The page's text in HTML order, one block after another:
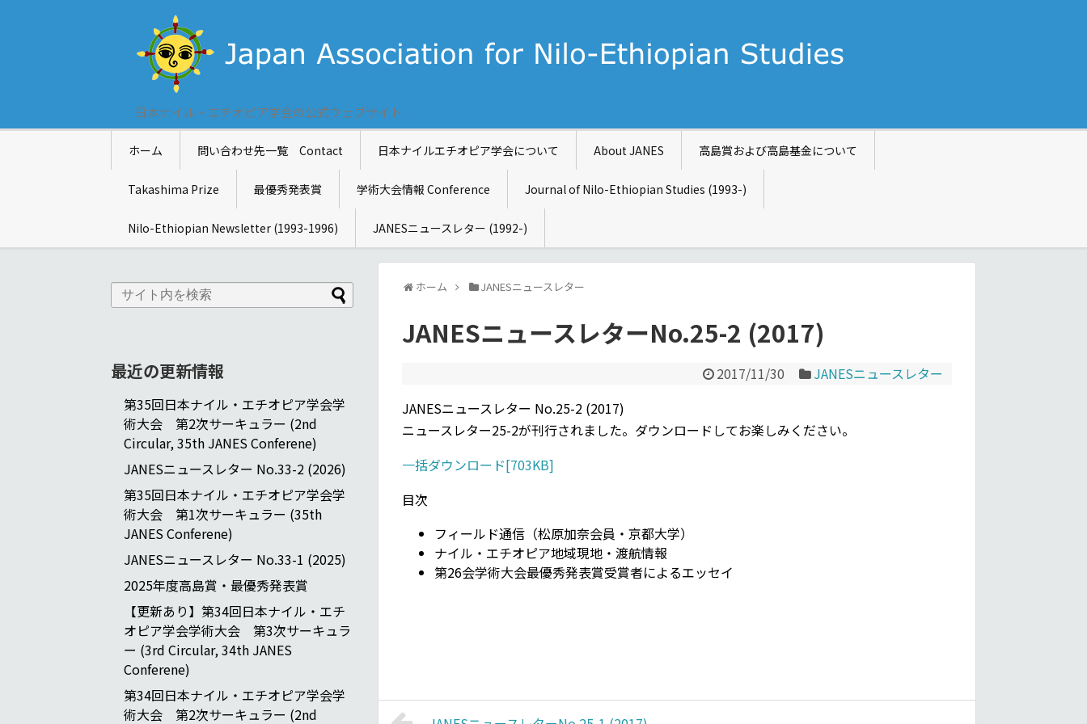
日本ナイル・エチオピア学会の公式ウェブサイト
ホーム 問い合わせ先一覧 Contact 日本ナイルエチオピア学会について About JANES 高島賞および高島基金について
Takashima Prize 最優秀発表賞 学術大会情報 Conference Journal of Nilo-Ethiopian Studies (1993-)
Nilo-Ethiopian Newsletter (1993-1996) JANESニュースレター (1992-)
ホーム JANESニュースレター
JANESニュースレターNo.25-2 (2017)
2017/11/30
JANESニュースレター
JANESニュースレター No.25-2 (2017)
ニュースレター25-2が刊行されました。ダウンロードしてお楽しみください。
一括ダウンロード[703KB]
目次
フィールド通信（松原加奈会員・京都大学）
ナイル・エチオピア地域現地・渡航情報
第26会学術大会最優秀発表賞受賞者によるエッセイ
最近の更新情報
第35回日本ナイル・エチオピア学会学
術大会 第2次サーキュラー (2nd
Circular, 35th JANES Conferene)
JANESニュースレター No.33-2 (2026)
第35回日本ナイル・エチオピア学会学
術大会 第1次サーキュラー (35th
JANES Conferene)
JANESニュースレター No.33-1 (2025)
2025年度高島賞・最優秀発表賞
【更新あり】第34回日本ナイル・エチ
オピア学会学術大会 第3次サーキュラ
ー (3rd Circular, 34th JANES
Conferene)
第34回日本ナイル・エチオピア学会学
術大会 第2次サーキュラー (2nd